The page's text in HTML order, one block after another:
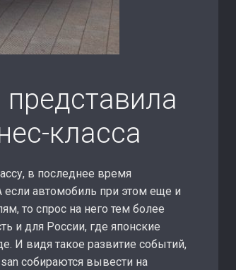
класса
в последнее время
если автомобиль при этом еще и
то спрос на него тем более
и для России, где японские
И видя такое развитие событий,
собираются вывести на